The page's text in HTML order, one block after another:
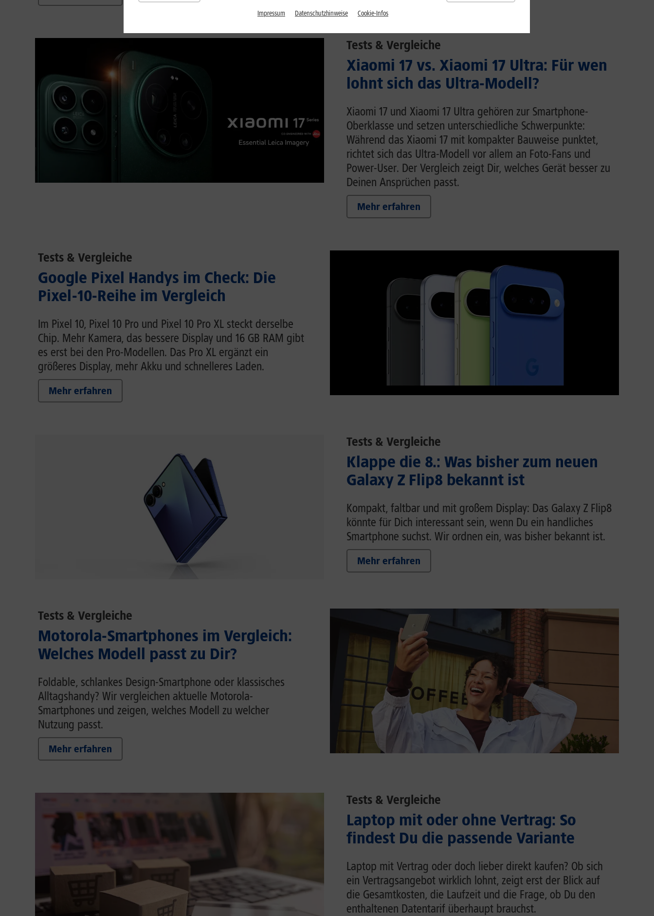
Tests & Vergleiche
Xiaomi 17 vs. Xiaomi 17 Ultra: Für wen
lohnt sich das Ultra-Modell?
Xiaomi 17 und Xiaomi 17 Ultra gehören zur Smartphone-
Oberklasse und setzen unterschiedliche Schwerpunkte:
Während das Xiaomi 17 mit kompakter Bauweise punktet,
richtet sich das Ultra-Modell vor allem an Foto-Fans und
Power-User. Der Vergleich zeigt Dir, welches Gerät besser zu
Deinen Ansprüchen passt.
Mehr erfahren
Tests & Vergleiche
Google Pixel Handys im Check: Die
Pixel-10-Reihe im Vergleich
Im Pixel 10, Pixel 10 Pro und Pixel 10 Pro XL steckt derselbe
Chip. Mehr Kamera, das bessere Display und 16 GB RAM gibt
es erst bei den Pro-Modellen. Das Pro XL ergänzt ein
größeres Display, mehr Akku und schnelleres Laden.
Mehr erfahren
Tests & Vergleiche
Klappe die 8.: Was bisher zum neuen
Galaxy Z Flip8 bekannt ist
Kompakt, faltbar und mit großem Display: Das Galaxy Z Flip8
könnte für Dich interessant sein, wenn Du ein handliches
Smartphone suchst. Wir ordnen ein, was bisher bekannt ist.
Mehr erfahren
Tests & Vergleiche
Motorola-Smartphones im Vergleich:
Welches Modell passt zu Dir?
Foldable, schlankes Design-Smartphone oder klassisches
Alltagshandy? Wir vergleichen aktuelle Motorola-
Smartphones und zeigen, welches Modell zu welcher
Nutzung passt.
Mehr erfahren
Tests & Vergleiche
Laptop mit oder ohne Vertrag: So
findest Du die passende Variante
Laptop mit Vertrag oder doch lieber direkt kaufen? Ob sich
ein Vertragsangebot wirklich lohnt, zeigt erst der Blick auf
die Gesamtkosten, die Laufzeit und die Frage, ob Du den
enthaltenen Datentarif überhaupt brauchst.
Impressum Datenschutzhinweise Cookie-Infos